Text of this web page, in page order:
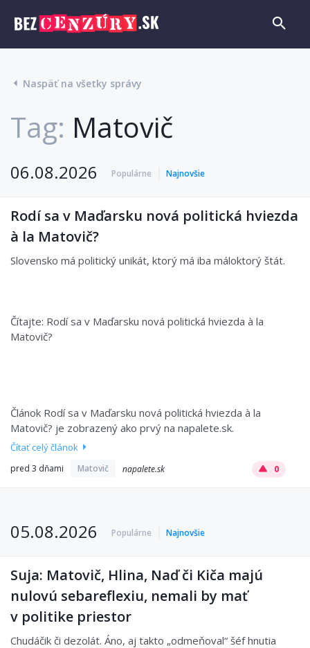
Naspäť na všetky správy
Tag: Matovič
06.08.2026 Populárne Najnovšie
Rodí sa v Maďarsku nová politická hviezda
à la Matovič?
Slovensko má politický unikát, ktorý má iba máloktorý štát.
Čítajte: Rodí sa v Maďarsku nová politická hviezda à la
Matovič?
Článok Rodí sa v Maďarsku nová politická hviezda à la
Matovič? je zobrazený ako prvý na napalete.sk.
Čítať celý článok
pred 3 dňami Matovič napalete.sk 0
05.08.2026 Populárne Najnovšie
Suja: Matovič, Hlina, Naď či Kiča majú
nulovú sebareflexiu, nemali by mať
v politike priestor
Chudáčik či dezolát. Áno, aj takto „odmeňoval“ šéf hnutia